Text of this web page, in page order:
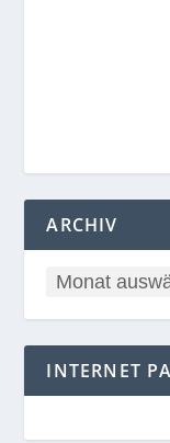
ARCHIV
INTERNET